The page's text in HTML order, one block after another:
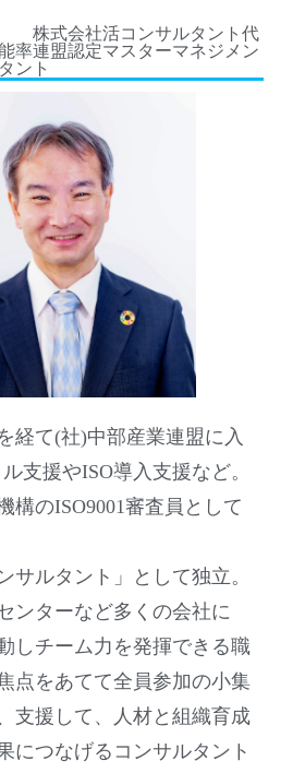
式会社活コンサルタント代
率連盟認定マスターマネジメン
ント
経て(社)中部産業連盟に入
支援やISO導入支援など。
構のISO9001審査員として
サルタント」として独立。
ンターなど多くの会社に
しチーム力を発揮できる職
点をあてて全員参加の小集
支援して、人材と組織育成
につなげるコンサルタント